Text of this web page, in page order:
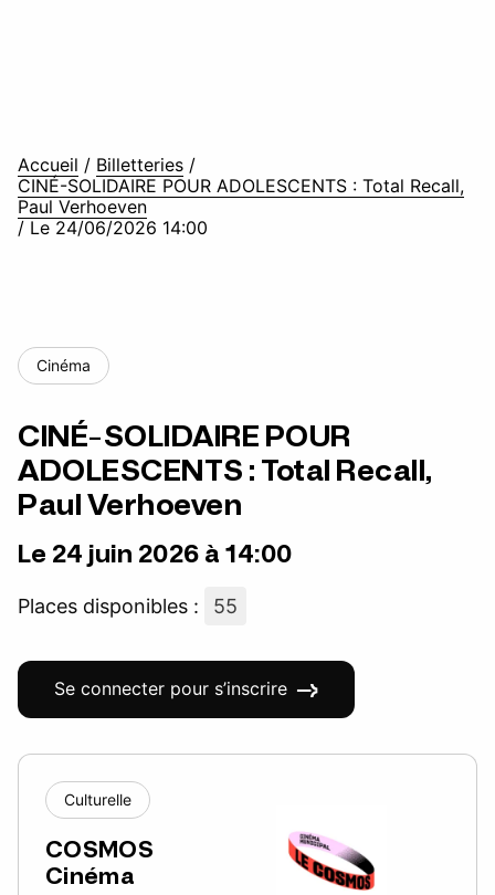
Accueil / Billetteries /
CINÉ-SOLIDAIRE POUR ADOLESCENTS : Total Recall,
Paul Verhoeven
/ Le 24/06/2026 14:00
Cinéma
CINÉ-SOLIDAIRE POUR
ADOLESCENTS : Total Recall,
Paul Verhoeven
Le 24 juin 2026 à 14:00
Places disponibles : 55
Se connecter pour s’inscrire
Culturelle
COSMOS
Cinéma